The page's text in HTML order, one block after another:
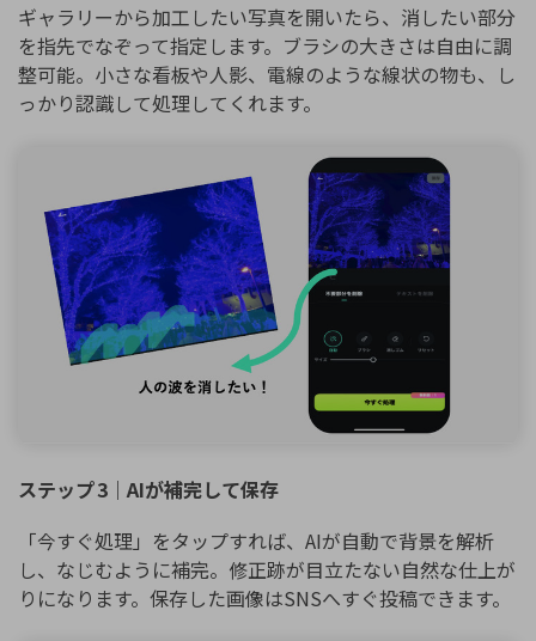
ギャラリーから加工したい写真を開いたら、消したい部分
を指先でなぞって指定します。ブラシの大きさは自由に調
整可能。小さな看板や人影、電線のような線状の物も、し
っかり認識して処理してくれます。
ステップ 3｜AIが補完して保存
「今すぐ処理」をタップすれば、AIが自動で背景を解析
し、なじむように補完。修正跡が目立たない自然な仕上が
りになります。保存した画像はSNSへすぐ投稿できます。